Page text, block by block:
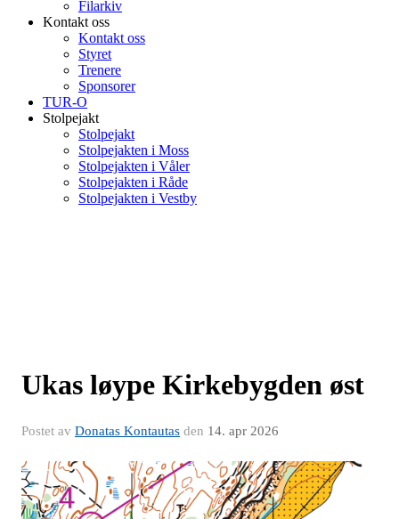
Filarkiv
Kontakt oss
Kontakt oss
Styret
Trenere
Sponsorer
TUR-O
Stolpejakt
Stolpejakt
Stolpejakten i Moss
Stolpejakten i Våler
Stolpejakten i Råde
Stolpejakten i Vestby
Ukas løype Kirkebygden øst
Postet av Donatas Kontautas den 14. apr 2026